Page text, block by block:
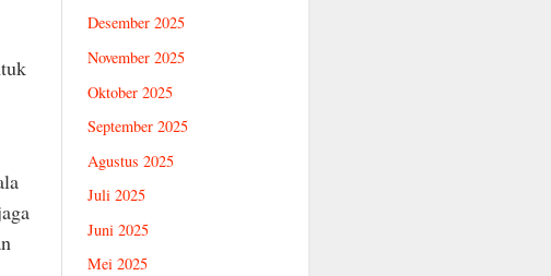
Desember 2025
November 2025
Oktober 2025
September 2025
Agustus 2025
Juli 2025
Juni 2025
Mei 2025